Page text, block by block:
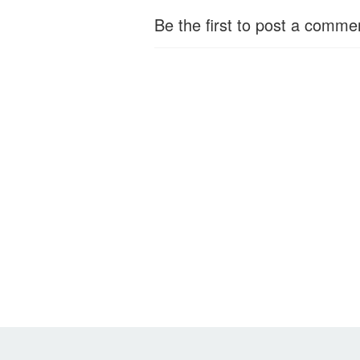
Be the first to post a